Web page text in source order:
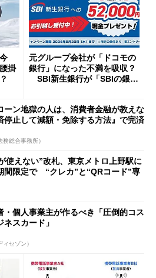
今
掛
元グループ会社が「ドコモの
銀行」になった不満を吸収？
SBI新生銀行が「SBIの銀
開催
ーン地獄の人は、消費者金融が教えな
停止して減額・免除する方法』で完済
務総合事務所）
使えない”改札、東京メトロ上野駅に
限定で “クレカ”と“QRコード”専
・個人事業主が作るべき「圧倒的コス
ネスカード」
セゾン）